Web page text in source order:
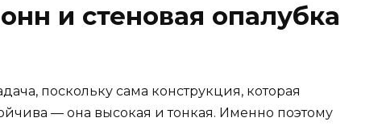
и стеновая опалубка
поскольку сама конструкция, которая
— она высокая и тонкая. Именно поэтому